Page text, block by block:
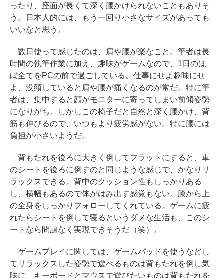
ったり、座面が長くて深く腰かけられないこともありそ
う。日本人的には、もう一回り小さなサイズがあっても
いいなと思う。
数日使って感じたのは、肩や腰が楽なこと。筆者は長
時間の執筆作業に加え、趣味がゲームなので、1日のほ
ぼ全てをPCの前で過ごしている。仕事にせよ趣味にせ
よ、没頭していると肩や腰が痛くなるのが常だ。特に筆
者は、集中すると顔がモニターに寄ってしまい前傾姿勢
になりがち。しかしこの椅子だと自然と深く腰かけ、背
筋も伸びるので、いつもより疲労感がない。特に腰には
負担が小さいようだ。
背もたれを後ろに大きく倒してフラットにすると、車
のシートを後ろに倒すのと同じような感じで、かなりリ
ラックスできる。背中のクッション性もしっかりある
し、横幅もあるので体がはみ出す感覚もない。膝から上
の全身をしっかりフォローしてくれている。ゲームに疲
れたらシートを倒して寝るというダメな生活も、このシ
ートなら問題なく実現できそうだ（笑）。
ゲームプレイに関しては、ゲームパッドを使うなどし
てリラックスした姿勢で遊べるものは背もたれを倒し気
味に、キーボードとマウスで遊びたいものは背もたれを